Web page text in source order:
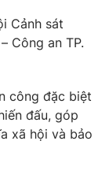
Cảnh sát
Công an TP.
công đặc biệt
đấu, góp
xã hội và bảo